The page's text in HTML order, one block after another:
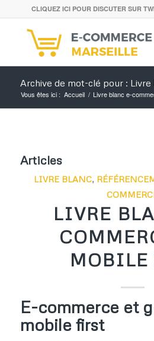
CLIQUEZ ICI POUR DISCUTER SUR
Archive de mot-clé pour :
Vous êtes ici : Accueil / Livre blanc e-
Articles
LIVRE BLANC,
LIVRE
MOBILE
E-commerce et
mobile first